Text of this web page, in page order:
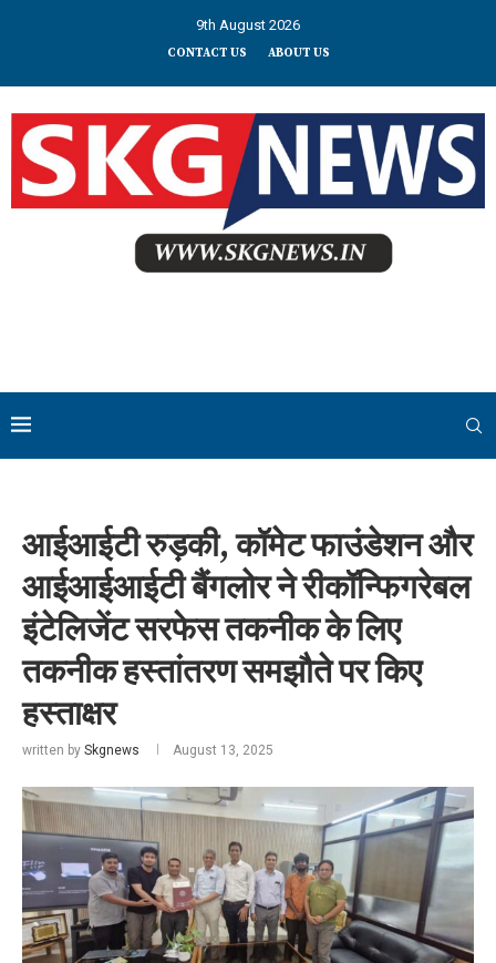
9th August 2026
CONTACT US ABOUT US
आईआईटी रुड़की, कॉमेट फाउंडेशन और
आईआईआईटी बैंगलोर ने रीकॉन्फिगरेबल
इंटेलिजेंट सरफेस तकनीक के लिए
तकनीक हस्तांतरण समझौते पर किए
हस्ताक्षर
written by Skgnews August 13, 2025